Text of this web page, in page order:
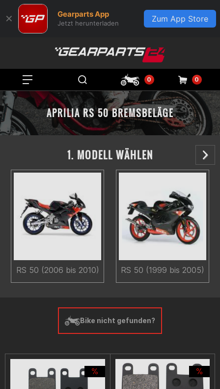
✕ Gearparts App
Jetzt herunterladen Zum App Store
0 0
APRILIA RS 50 BREMSBELÄGE
1. MODELL WÄHLEN
RS 50 (2006 bis 2010) RS 50 (1999 bis 2005)
Bike nicht gefunden?